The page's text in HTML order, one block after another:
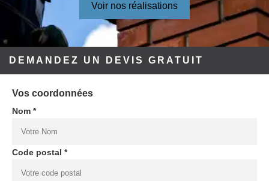
Voir nos réalisations
DEMANDEZ UN DEVIS GRATUIT
Vos coordonnées
Nom *
Code postal *